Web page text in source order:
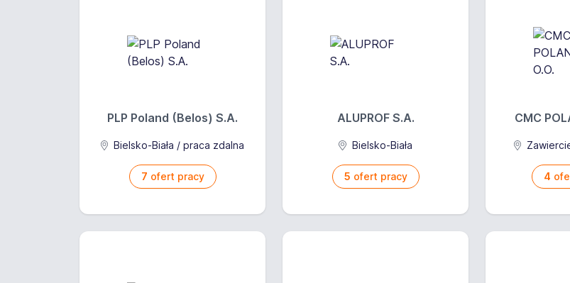
PLP Poland (Belos) S.A.
Bielsko-Biała / praca zdalna
7 ofert pracy
ALUPROF S.A.
Bielsko-Biała
5 ofert pracy
CMC
4